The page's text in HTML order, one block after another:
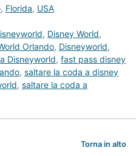
, Florida, USA
, Disney World,
Orlando, Disneyworld,
Disneyworld, fast pass disney
, saltare la coda a disney
, saltare la coda a
Torna in alto